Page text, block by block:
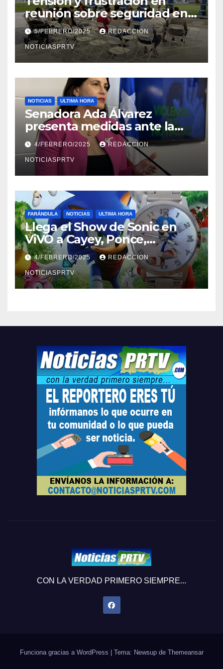
reunión sobre seguridad en
Reparto Metropolitano
5/FEBRERO/2025 REDACCION
NOTICIASPRTV
NOTICIAS ULTIMA HORA
Senadora Ada Álvarez
presenta medidas ante la
violencia en el noviazgo
4/FEBRERO/2025 REDACCION
NOTICIASPRTV
FARÁNDULA NOTICIAS ULTIMA HORA
Llega el Show de Sonic en
ViVO a Cayey, Ponce,
Barceloneta y Humacao,
Relojes gratis para el que
compre ahora….
4/FEBRERO/2025 REDACCION
NOTICIASPRTV
CON LA VERDAD PRIMERO SIEMPRE...
Funciona gracias a WordPress | Tema: Newsup de Themeansar